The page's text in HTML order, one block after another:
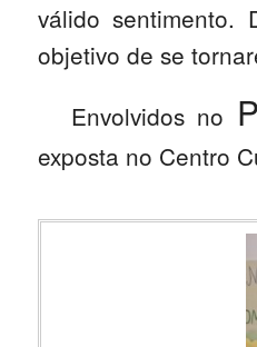
válido sentimento.
objetivo de se
Envolvidos no
exposta no Centro